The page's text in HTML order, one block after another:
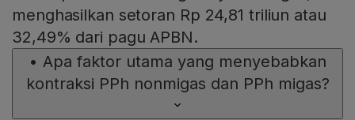
menghasilkan setoran Rp 24,81 triliun atau
32,49% dari pagu APBN.
• Apa faktor utama yang menyebabkan
kontraksi PPh nonmigas dan PPh migas?